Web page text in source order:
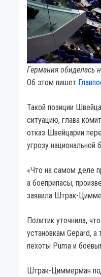
Германия обиделась
Об этом пишет
Такой позиции
ситуацию, глава
отказ Швейцарии
угрозу национальной
«Что на самом деле
а боеприпасы,
заявила Штрак-
Политик уточнила,
установкам Gepard,
пехоты Puma и
Штрак-Циммерман